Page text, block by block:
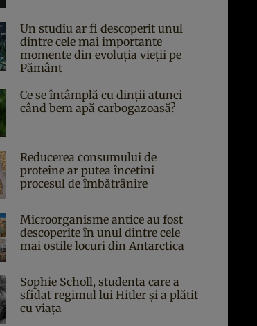
Un studiu ar fi descoperit unul
dintre cele mai importante
momente din evoluția vieții pe
Pământ
Ce se întâmplă cu dinții atunci
când bem apă carbogazoasă?
Reducerea consumului de
proteine ar putea încetini
procesul de îmbătrânire
Microorganisme antice au fost
descoperite în unul dintre cele
mai ostile locuri din Antarctica
Sophie Scholl, studenta care a
sfidat regimul lui Hitler și a plătit
cu viața